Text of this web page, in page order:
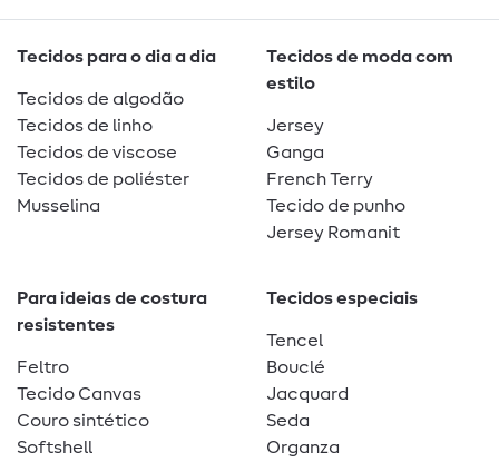
Tecidos para o dia a dia
Tecidos de algodão
Tecidos de linho
Tecidos de viscose
Tecidos de poliéster
Musselina
Tecidos de moda com
estilo
Jersey
Ganga
French Terry
Tecido de punho
Jersey Romanit
Para ideias de costura
resistentes
Feltro
Tecido Canvas
Couro sintético
Softshell
Tecidos especiais
Tencel
Bouclé
Jacquard
Seda
Organza